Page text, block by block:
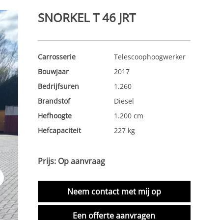
SNORKEL T 46 JRT
Carrosserie
Telescoophoogwerker
Bouwjaar
2017
Bedrijfsuren
1.260
Brandstof
Diesel
Hefhoogte
1.200 cm
Hefcapaciteit
227 kg
Prijs: Op aanvraag
Neem contact met mij op
Een offerte aanvragen